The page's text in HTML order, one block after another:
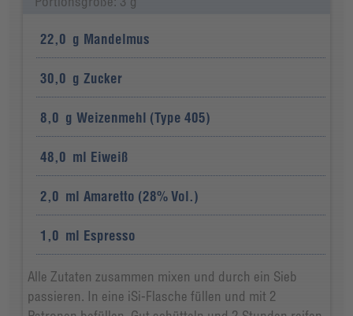
22,0 g Mandelmus
30,0 g Zucker
8,0 g Weizenmehl (Type 405)
48,0 ml Eiweiß
2,0 ml Amaretto (28% Vol.)
1,0 ml Espresso
Alle Zutaten zusammen mixen und durch ein Sieb
passieren. In eine iSi-Flasche füllen und mit 2